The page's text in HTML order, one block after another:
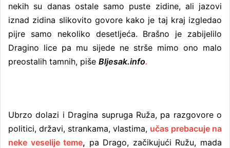
nekih su danas ostale samo puste zidine, ali jazovi
iznad zidina slikovito govore kako je taj kraj izgledao
pijre samo nekoliko desetljeća. Brašno je zabijelilo
Dragino lice pa mu sijede ne strše mimo ono malo
preostalih tamnih, piše Bljesak.info.
Ubrzo dolazi i Dragina supruga Ruža, pa razgovore o
politici, državi, strankama, vlastima, učas prebacuje na
neke veselije teme, pa Drago, začikujući Ružu, mada